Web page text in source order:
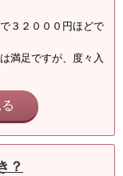
３２０００円ほどで
満足ですが、度々入
？